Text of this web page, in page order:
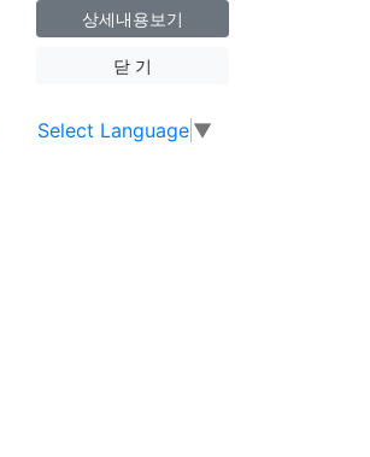
상세내용보기
닫 기
Select Language ▼